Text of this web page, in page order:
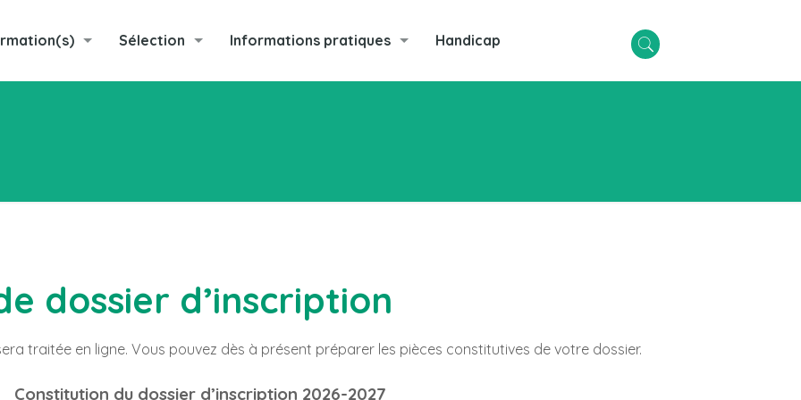
Sélection Informations pratiques Handicap
dossier d’inscription
traitée en ligne. Vous pouvez dès à présent préparer les pièces constitutives de votre dossier.
Constitution du dossier d’inscription 2026-2027